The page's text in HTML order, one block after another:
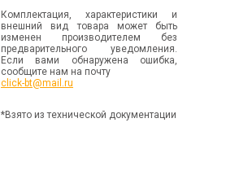
Комплектация, характеристики и
внешний вид товара может быть
изменен производителем без
предварительного уведомления.
Если вами обнаружена ошибка,
сообщите нам на почту
click-bt@mail.ru
*Взято из технической документации